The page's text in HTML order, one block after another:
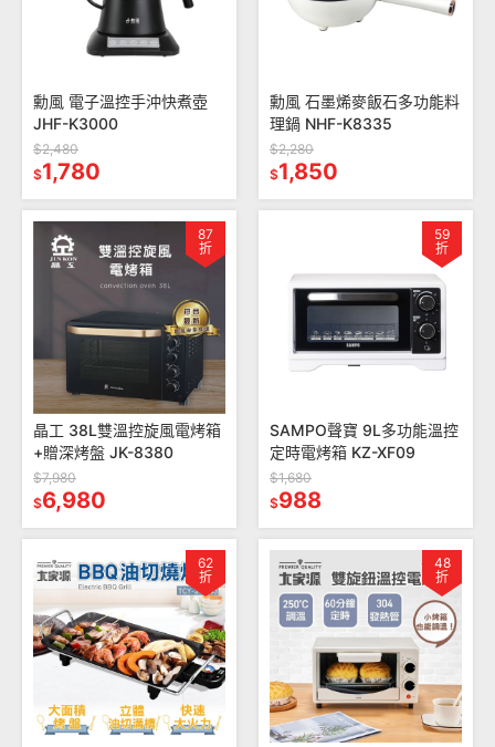
勳風 電子溫控手沖快煮壺
JHF-K3000
$2,480
$1,780
勳風 石墨烯麥飯石多功能料
理鍋 NHF-K8335
$2,280
$1,850
87
折
晶工 38L雙溫控旋風電烤箱
+贈深烤盤 JK-8380
$7,980
$6,980
59
折
SAMPO聲寶 9L多功能溫控
定時電烤箱 KZ-XF09
$1,680
$988
62
折
48
折